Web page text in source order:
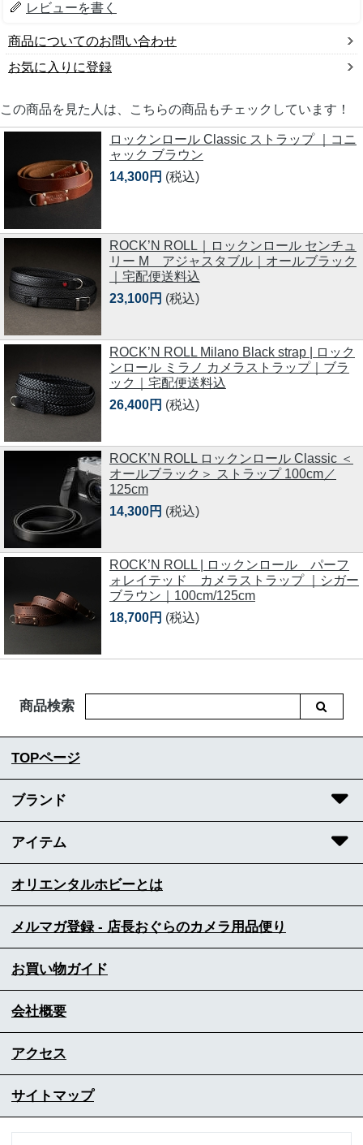
レビューを書く
商品についてのお問い合わせ
お気に入りに登録
この商品を見た人は、こちらの商品もチェックしています！
ロックンロール Classic ストラップ ｜コニ
ャック ブラウン
14,300円 (税込)
ROCK’N ROLL｜ロックンロール センチュ
リー M アジャスタブル｜オールブラック
｜宅配便送料込
23,100円 (税込)
ROCK’N ROLL Milano Black strap | ロック
ンロール ミラノ カメラストラップ｜ブラ
ック｜宅配便送料込
26,400円 (税込)
ROCK’N ROLL ロックンロール Classic ＜
オールブラック＞ ストラップ 100cm／
125cm
14,300円 (税込)
ROCK’N ROLL | ロックンロール パーフ
ォレイテッド カメラストラップ ｜シガー
ブラウン｜100cm/125cm
18,700円 (税込)
商品検索
TOPページ
ブランド
アイテム
オリエンタルホビーとは
メルマガ登録 - 店長おぐらのカメラ用品便り
お買い物ガイド
会社概要
アクセス
サイトマップ